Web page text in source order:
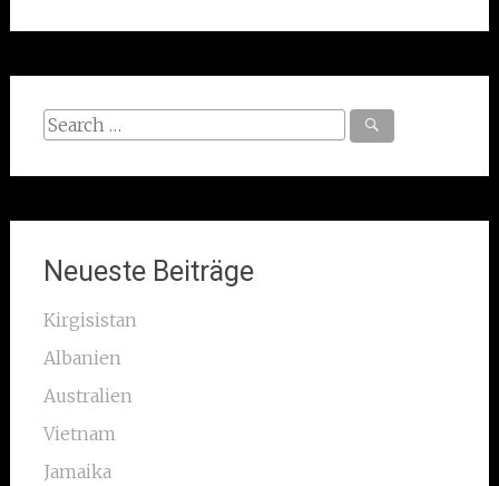
Search
Neueste Beiträge
Kirgisistan
Albanien
Australien
Vietnam
Jamaika